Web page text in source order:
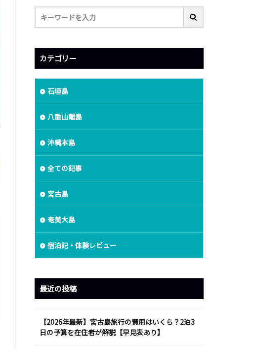
カテゴリー
石垣島
八重山離島
沖縄本島
全ての記事
宮古島
奄美大島
宿泊記・体験レビュー
最近の投稿
【2026年最新】宮古島旅行の費用はいくら？2泊3
日の予算を在住者が解説【早見表あり】